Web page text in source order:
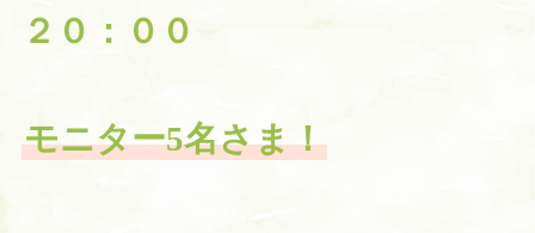
２０：００
モニター5名さま！